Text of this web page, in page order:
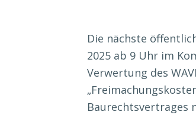
Die nächste
2025 ab 9 Uhr im
Verwertung des
Baurechtsvertrages